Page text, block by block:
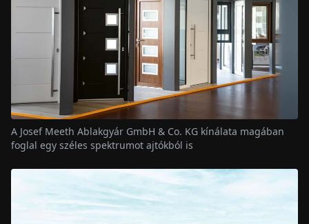
A Josef Meeth Ablakgyár GmbH & Co. KG kínálata magában
foglal egy széles spektrumot ajtókból is